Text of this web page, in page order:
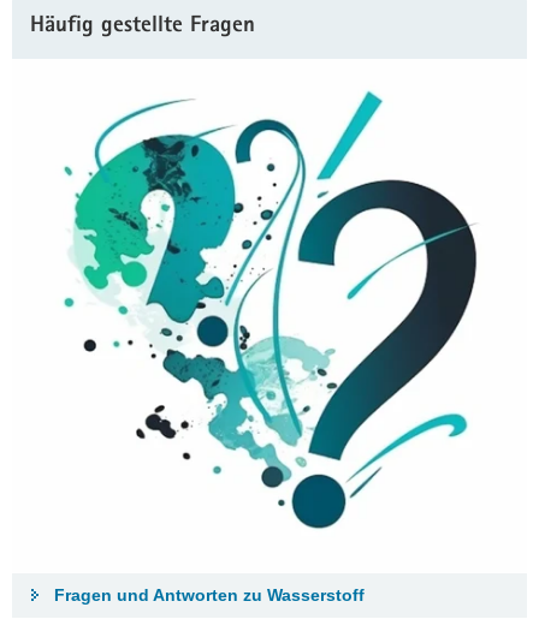
Häufig gestellte Fragen
Fragen und Antworten zu Wasserstoff